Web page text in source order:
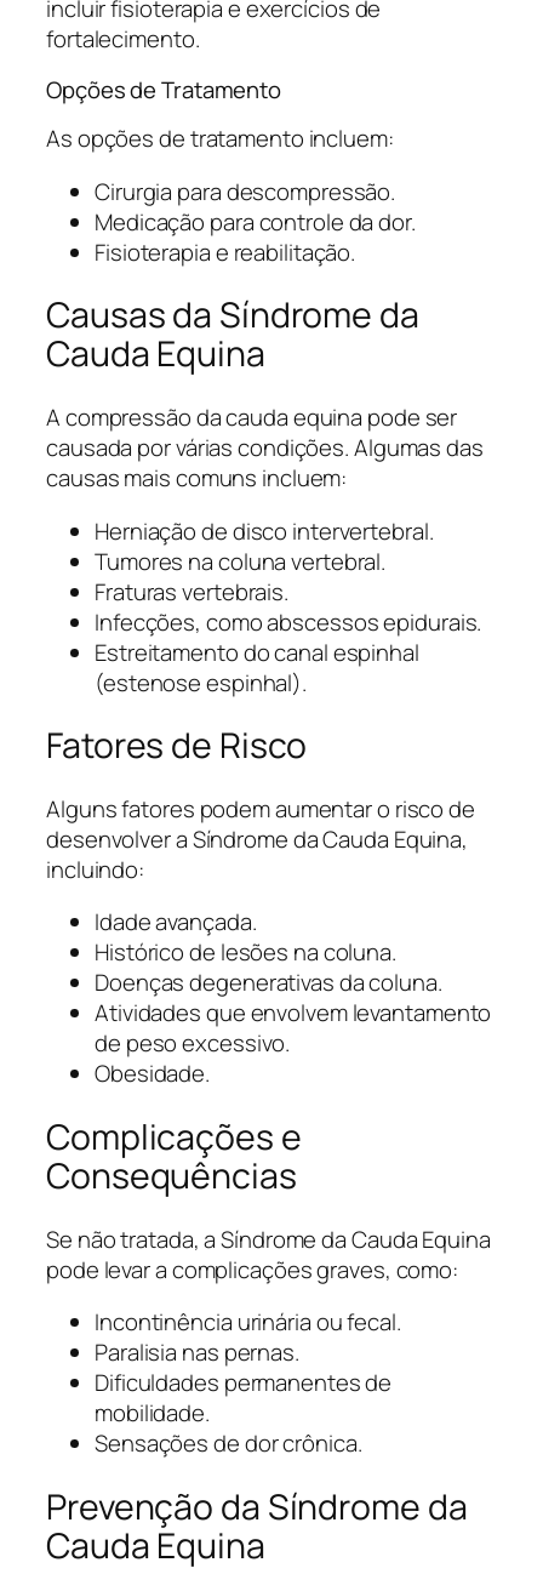
incluir fisioterapia e exercícios de
fortalecimento.
Opções de Tratamento
As opções de tratamento incluem:
Cirurgia para descompressão.
Medicação para controle da dor.
Fisioterapia e reabilitação.
Causas da Síndrome da
Cauda Equina
A compressão da cauda equina pode ser
causada por várias condições. Algumas das
causas mais comuns incluem:
Herniação de disco intervertebral.
Tumores na coluna vertebral.
Fraturas vertebrais.
Infecções, como abscessos epidurais.
Estreitamento do canal espinhal
(estenose espinhal).
Fatores de Risco
Alguns fatores podem aumentar o risco de
desenvolver a Síndrome da Cauda Equina,
incluindo:
Idade avançada.
Histórico de lesões na coluna.
Doenças degenerativas da coluna.
Atividades que envolvem levantamento
de peso excessivo.
Obesidade.
Complicações e
Consequências
Se não tratada, a Síndrome da Cauda Equina
pode levar a complicações graves, como:
Incontinência urinária ou fecal.
Paralisia nas pernas.
Dificuldades permanentes de
mobilidade.
Sensações de dor crônica.
Prevenção da Síndrome da
Cauda Equina